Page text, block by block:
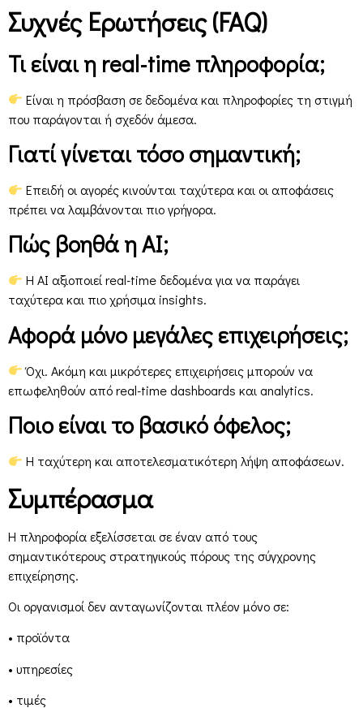
Συχνές Ερωτήσεις (FAQ)
Τι είναι η real-time πληροφορία;
Είναι η πρόσβαση σε δεδομένα και πληροφορίες τη στιγμή
που παράγονται ή σχεδόν άμεσα.
Γιατί γίνεται τόσο σημαντική;
Επειδή οι αγορές κινούνται ταχύτερα και οι αποφάσεις
πρέπει να λαμβάνονται πιο γρήγορα.
Πώς βοηθά η AI;
Η AI αξιοποιεί real-time δεδομένα για να παράγει
ταχύτερα και πιο χρήσιμα insights.
Αφορά μόνο μεγάλες επιχειρήσεις;
Όχι. Ακόμη και μικρότερες επιχειρήσεις μπορούν να
επωφεληθούν από real-time dashboards και analytics.
Ποιο είναι το βασικό όφελος;
Η ταχύτερη και αποτελεσματικότερη λήψη αποφάσεων.
Συμπέρασμα
Η πληροφορία εξελίσσεται σε έναν από τους
σημαντικότερους στρατηγικούς πόρους της σύγχρονης
επιχείρησης.
Οι οργανισμοί δεν ανταγωνίζονται πλέον μόνο σε:
• προϊόντα
• υπηρεσίες
• τιμές